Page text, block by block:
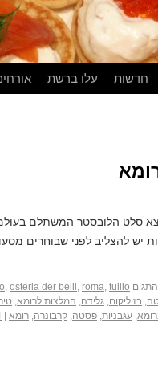
חדשות עלו ברשת
סלט הלובסטר המשתלם
יש להצליב לפני שבוחרים
, osteria der belli, roma, tullio
, בזיליקום, גלידה, המלצות לרומא,
, עגבניות, פסטה, קרבונרה, רומא